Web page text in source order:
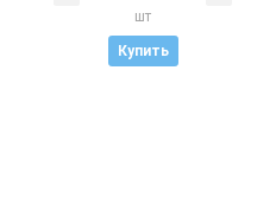
шт
Купить